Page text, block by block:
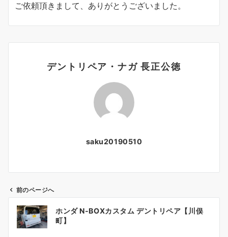
ご依頼頂きまして、ありがとうございました。
デントリペア・ナガ 長正公徳
saku20190510
前のページへ
ホンダ N-BOXカスタム デントリペア【川俣
町】